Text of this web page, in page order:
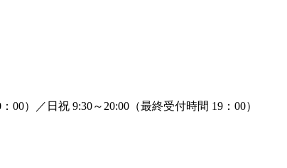
00）／日祝 9:30～20:00（最終受付時間 19：00）